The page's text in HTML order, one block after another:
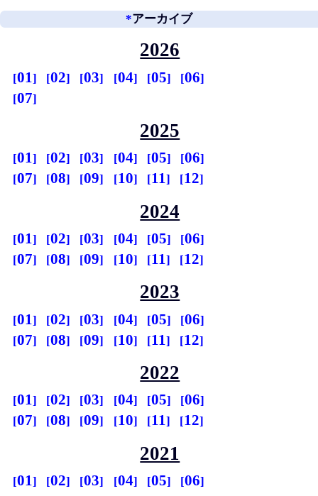
*アーカイブ
2026
01 02 03 04 05
06
07
2025
01 02 03 04 05
06
07
08 09 10 11 12
2024
01 02 03 04 05
06
07
08 09 10 11 12
2023
01 02 03 04 05
06
07
08 09 10 11 12
2022
01 02 03 04 05
06
07
08 09 10 11 12
2021
01 02 03 04 05
06